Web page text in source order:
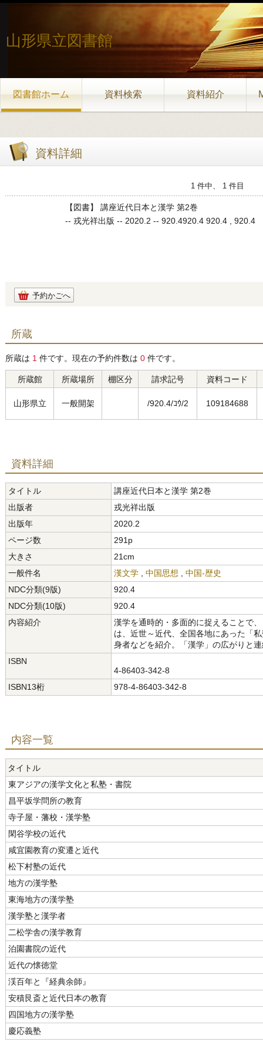
山形県立図書館
図書館ホーム 資料検索 資料紹介
資料詳細
1 件中、 1 件目
【図書】 講座近代日本と漢学 第2巻
-- 戎光祥出版 -- 2020.2 -- 920.4920.4 920.4 , 920.4
予約かごへ
所蔵
所蔵は 1 件です。現在の予約件数は 0 件です。
所蔵館 所蔵場所 棚区分 請求記号 資料コード
山形県立 一般開架 /920.4/ｺｳ/2 109184688
資料詳細
タイトル
講座近代日本と漢学 第2巻
出版者
戎光祥出版
出版年
2020.2
ページ数
291p
大きさ
21cm
一般件名
漢文学 中国思想
中国-歴史
NDC分類(9版)
920.4
NDC分類(10版)
920.4
内容紹介
漢学を通時的・多面的に捉えることで
は、近世～近代、全国各地にあった「
身者などを紹介。「漢学」の広がりと
ISBN
4-86403-342-8
ISBN13桁
978-4-86403-342-8
内容一覧
タイトル
東アジアの漢学文化と私塾・書院
昌平坂学問所の教育
寺子屋・藩校・漢学塾
閑谷学校の近代
咸宜園教育の変遷と近代
松下村塾の近代
地方の漢学塾
東海地方の漢学塾
漢学塾と漢学者
二松学舎の漢学教育
泊園書院の近代
近代の懐徳堂
渓百年と『経典余師』
安積艮斎と近代日本の教育
四国地方の漢学塾
慶応義塾